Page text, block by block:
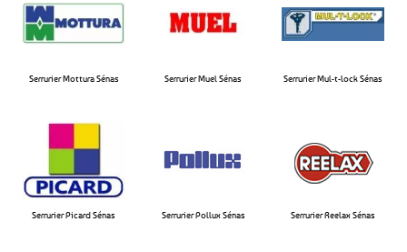
Serrurier Mottura Sénas​ Serrurier Muel Sénas​ Serrurier Mul-t-lock Sénas​
Serrurier Picard Sénas Serrurier Pollux Sénas​ Serrurier Reelax Sénas​